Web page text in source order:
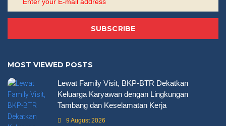
SUBSCRIBE
MOST VIEWED POSTS
Lewat Family Visit, BKP-BTR Dekatkan
Keluarga Karyawan dengan Lingkungan
Tambang dan Keselamatan Kerja
9 August 2026